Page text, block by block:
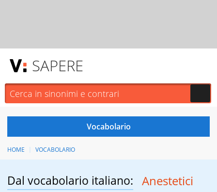
SAPERE
HOME VOCABOLARIO
Dal vocabolario italiano: Anestetici